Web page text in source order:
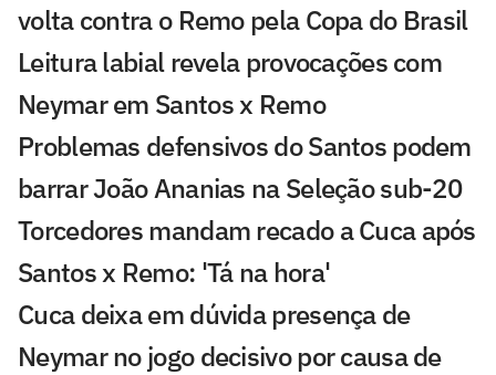
volta contra o Remo pela Copa do Brasil
Leitura labial revela provocações com
Neymar em Santos x Remo
Problemas defensivos do Santos podem
barrar João Ananias na Seleção sub-20
Torcedores mandam recado a Cuca após
Santos x Remo: 'Tá na hora'
Cuca deixa em dúvida presença de
Neymar no jogo decisivo por causa de